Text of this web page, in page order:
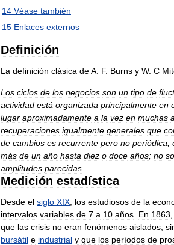
14 Véase también
15 Enlaces externos
Definición
La definición clásica deA F. Burns y W. C
Los ciclos de los negocios son un tipo de
actividad está organizada principalmente en
lugar aproximadamente a la vez en muchas
recuperaciones igualmente generales que
de cambios es recurrente pero no periódica;
más de un año hasta diez o doce años; no
amplitudes parecidas
Medición estadística
Desde el siglo XIX los estudiosos de la
intervalos variables de 7 a 10 años En 1863
que las crisis no eran fenómenos aislados
bursátil e industrial y que los períodos de